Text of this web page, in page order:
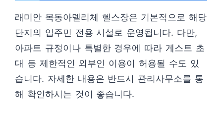
래미안 목동아델리체 헬스장은 기본적으로 해당
단지의 입주민 전용 시설로 운영됩니다. 다만,
아파트 규정이나 특별한 경우에 따라 게스트 초
대 등 제한적인 외부인 이용이 허용될 수도 있
습니다. 자세한 내용은 반드시 관리사무소를 통
해 확인하시는 것이 좋습니다.